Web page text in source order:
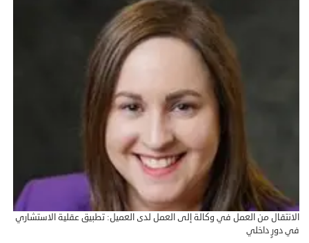
الانتقال من العمل في وكالة إلى العمل لدى العميل: تطبيق عقلية الاستشاري
في دورٍ داخلي